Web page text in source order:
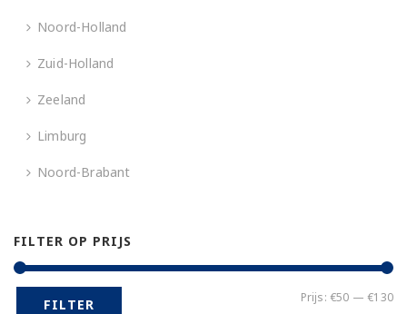
Noord-Holland
Zuid-Holland
Zeeland
Limburg
Noord-Brabant
FILTER OP PRIJS
FILTER Prijs: €50 —€130